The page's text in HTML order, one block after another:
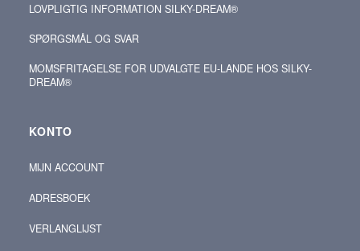
LOVPLIGTIG INFORMATION SILKY-DREAM®
SPØRGSMÅL OG SVAR
MOMSFRITAGELSE FOR UDVALGTE EU-LANDE HOS SILKY-
DREAM®
KONTO
MIJN ACCOUNT
ADRESBOEK
VERLANGLIJST